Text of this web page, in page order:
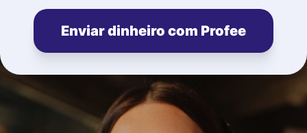
Enviar dinheiro com Profee